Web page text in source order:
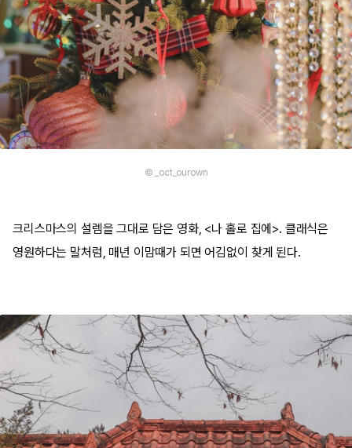
© _oct_ourown
크리스마스의 설렘을 그대로 담은 영화, <나 홀로 집에>. 클래식은
영원하다는 말처럼, 매년 이맘때가 되면 어김없이 찾게 된다.